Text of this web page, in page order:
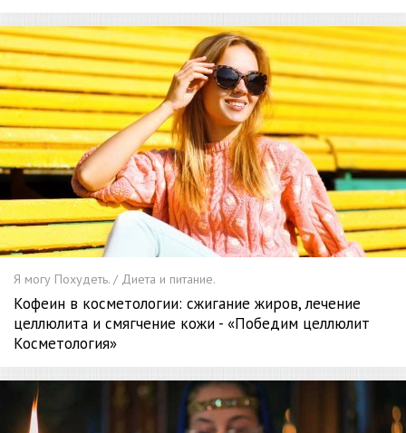
Я могу Похудеть. / Диета и питание.
Кофеин в косметологии: сжигание жиров, лечение
целлюлита и смягчение кожи - «Победим целлюлит
Косметология»